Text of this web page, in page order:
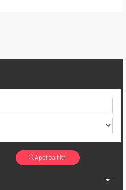
Applica filtri